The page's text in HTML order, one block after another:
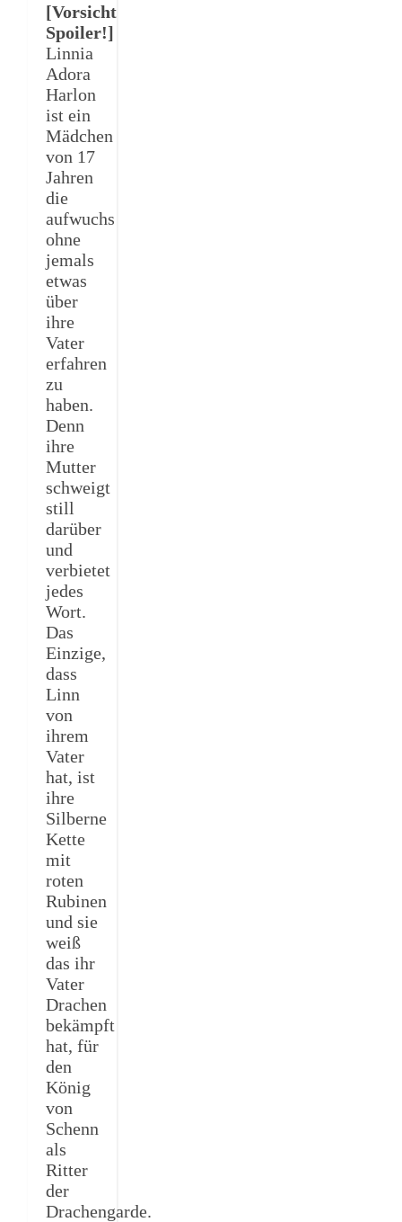
[Vorsicht
Spoiler!]
Linnia
Adora
Harlon
ist ein
Mädchen
von 17
Jahren
die
aufwuchs
ohne
jemals
etwas
über
ihre
Vater
erfahren
zu
haben.
Denn
ihre
Mutter
schweigt
still
darüber
und
verbietet
jedes
Wort.
Das
Einzige,
dass
Linn
von
ihrem
Vater
hat, ist
ihre
Silberne
Kette
mit
roten
Rubinen
und sie
weiß
das ihr
Vater
Drachen
bekämpft
hat, für
den
König
von
Schenn
als
Ritter
der
Drachengarde.